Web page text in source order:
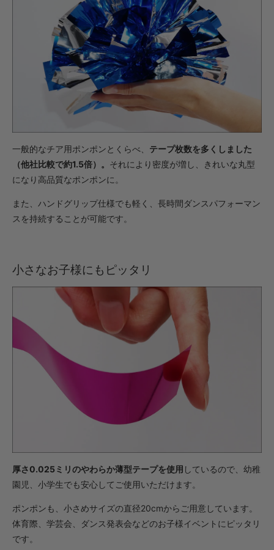
・【完成仕上】ｸﾞﾘｯﾌﾟ小
1,573円(税込)
・【完成仕上】ｸﾞﾘｯﾌﾟ大
1,617円(税込)
・【カット仕上】ｸﾞﾘｯﾌﾟ小
902円(税込)
・【カット仕上】ｸﾞﾘｯﾌﾟ大
946円(税込)
1,804円(税込)
・【完成仕上】ｸﾞﾘｯﾌﾟ大
・【カット仕上】ｸﾞﾘｯﾌﾟ小
1,518円(税込)
・【完成仕上】ｸﾞﾘｯﾌﾟ大
・【カット仕上】ｸﾞﾘｯﾌﾟ小
924円(税込)
・【カット仕上】ｸﾞﾘｯﾌﾟ大
968円(税込)
・【完成仕上】ｸﾞﾘｯﾌﾟ小
1,837円(税込)
・【完成仕上】ｸﾞﾘｯﾌﾟ大
一般的なチア用ポンポンとくらべ、 テープ枚数を多くしました
（他社比較で約1.5倍）。 それにより密度が増し、きれいな丸型
になり高品質なポンポンに。
また、ハンドグリップ仕様でも軽く、長時間ダンスパフォーマン
スを持続することが可能です。
小さなお子様にもピッタリ
厚さ0.025ミリのやわらか薄型テープを使用 しているので、幼稚
園児、小学生でも安心してご使用いただけます。
ポンポンも、小さめサイズの直径20cmからご用意しています。
体育際、学芸会、ダンス発表会などのお子様イベントにピッタリ
です。